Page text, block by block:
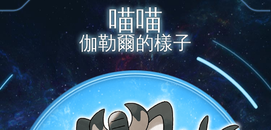
喵喵
伽勒爾的樣子